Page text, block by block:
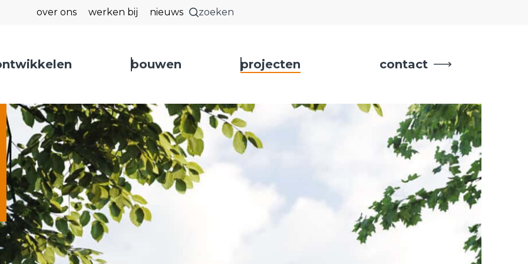
over ons werken bij nieuws zoeken
sluiten
bouwen projecten contact